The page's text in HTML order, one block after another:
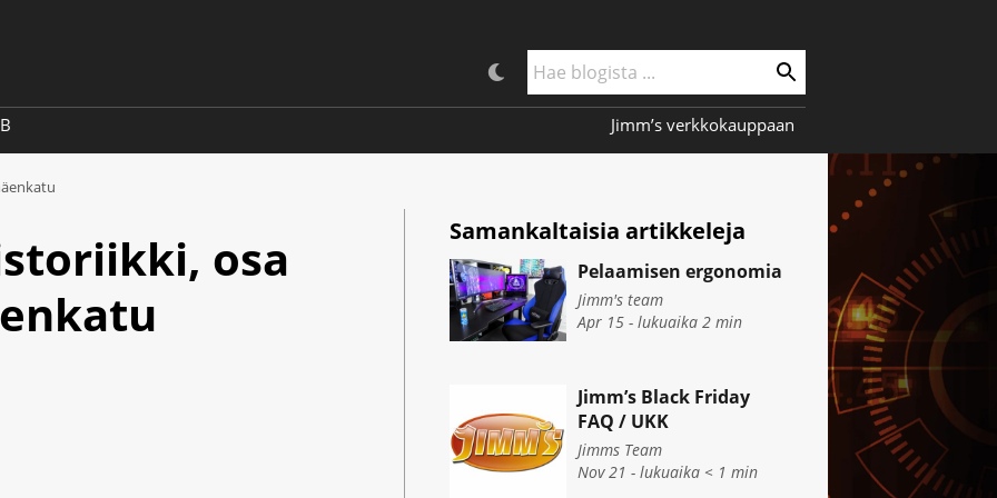
Jimm’s verkkokauppaan
osa
Samankaltaisia artikkeleja
Pelaamisen ergonomia
Jimm's team
Apr 15 - lukuaika 2 min
Jimm’s Black Friday
FAQ / UKK
Jimms Team
Nov 21 - lukuaika < 1 min